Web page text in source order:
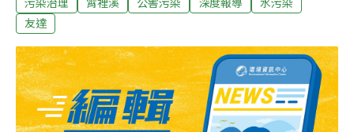
的夢想終於有了期待。據了解，另一家廢水排放霄裡溪大
入審查，外傳友達提供華映技術，但友達公司今否認。
（相關報導請參考〈政府挺廢水排河川 毒害小鎮13年〉）
霄裡溪是鳳山溪支流，上游在桃園縣龍潭鄉，中下游則流
入新竹縣新埔鎮巨埔里、鹿鳴里，最後注入鳳山溪，全長
友達